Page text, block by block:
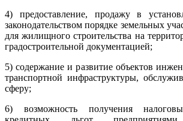
4) предоставление, продажу в
законодательством порядке земельных
для жилищного строительства на
градостроительной документацией;
5) содержание и развитие объектов
транспортной инфраструктуры,
сферу;
6) возможность получения